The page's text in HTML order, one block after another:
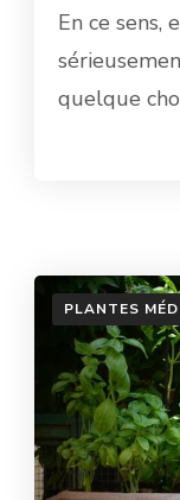
En ce sens,
quelque
PLANTES